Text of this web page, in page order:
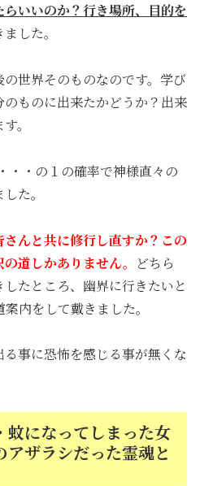
いいのか？行き場所、目的を
した。
世界そのものなのです。学び
ものに出来たかどうか？出来
。
・・の１の確率で神様直々の
た。
んと共に修行し直すか？この
道しかありません。
どちら
たところ、幽界に行きたいと
内をして戴きました。
事に恐怖を感じる事が無くな
蚊になってしまった女
ザラシだった霊魂と